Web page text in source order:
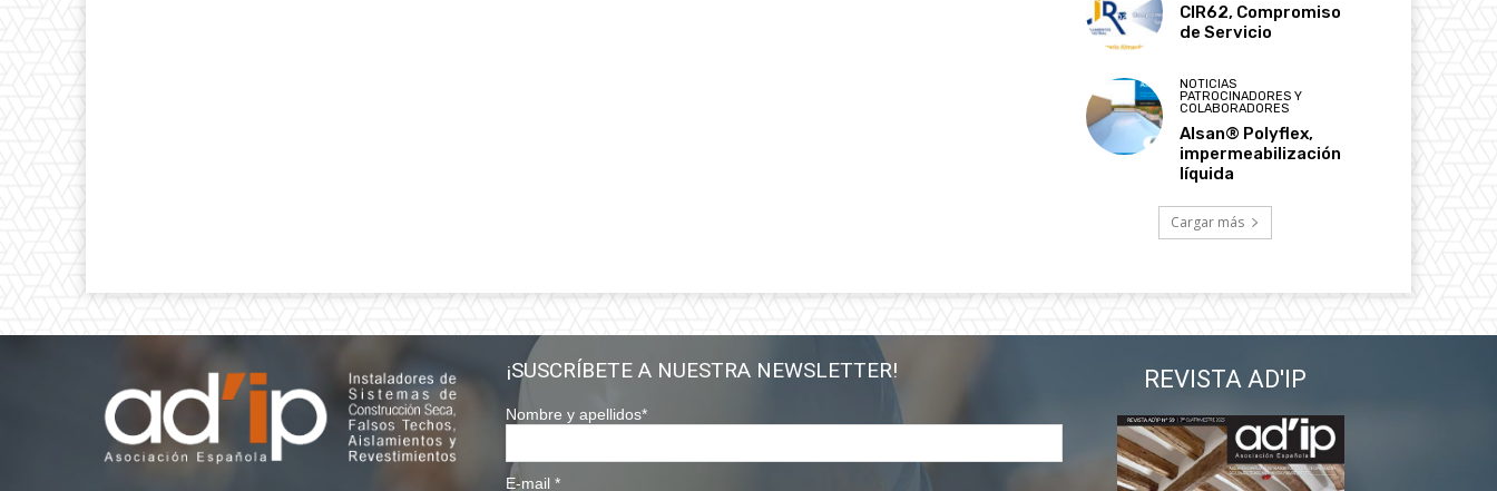
CIR62, Compromiso
de Servicio
NOTICIAS
PATROCINADORES Y
COLABORADORES
Alsan® Polyflex,
impermeabilización
líquida
Cargar más
¡SUSCRÍBETE A NUESTRA NEWSLETTER!
Nombre y apellidos*
E-mail*
REVISTA AD'IP